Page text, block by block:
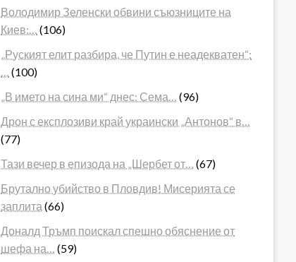
Володимир Зеленски обвини съюзниците на
Киев:…
(106)
„Руският елит разбира, че Путин е неадекватен“:
(100)
„В името на сина ми“ днес: Сема…
(96)
Дрон с експлозиви край украински „Антонов“ в…
(77)
Тази вечер в епизода на „Шербет от…
(67)
Брутално убийство в Пловдив! Мисерията се
заплита (66)
Доналд Тръмп поискал спешно обяснение от
шефа на…
(59)